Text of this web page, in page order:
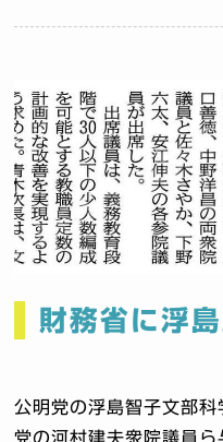
財務省に浮
公明党の浮島智子文部
党の河村建夫衆院議員